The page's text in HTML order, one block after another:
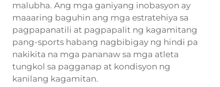
malubha. Ang mga ganiyang inobasyon ay
maaaring baguhin ang mga estratehiya sa
pagpapanatili at pagpapalit ng kagamitang
pang-sports habang nagbibigay ng hindi pa
nakikita na mga pananaw sa mga atleta
tungkol sa pagganap at kondisyon ng
kanilang kagamitan.